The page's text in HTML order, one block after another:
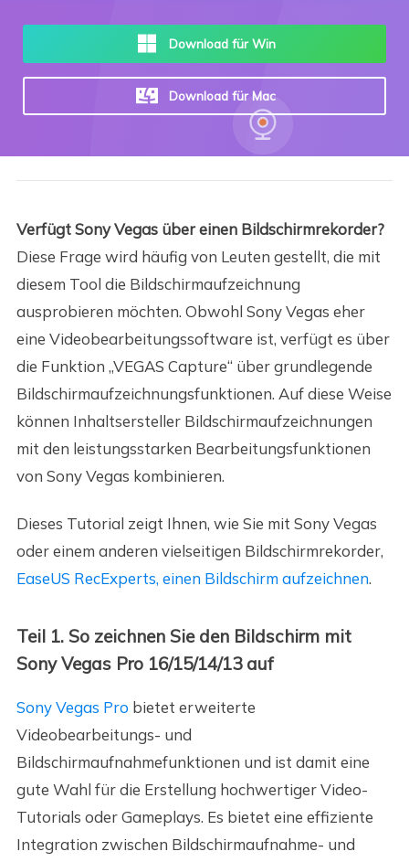
Download für Win
Download für Mac
Verfügt Sony Vegas über einen Bildschirmrekorder?
Diese Frage wird häufig von Leuten gestellt, die mit
diesem Tool die Bildschirmaufzeichnung
ausprobieren möchten. Obwohl Sony Vegas eher
eine Videobearbeitungssoftware ist, verfügt es über
die Funktion „VEGAS Capture“ über grundlegende
Bildschirmaufzeichnungsfunktionen. Auf diese Weise
können Inhaltsersteller Bildschirmaufzeichnungen
mit den leistungsstarken Bearbeitungsfunktionen
von Sony Vegas kombinieren.
Dieses Tutorial zeigt Ihnen, wie Sie mit Sony Vegas
oder einem anderen vielseitigen Bildschirmrekorder,
EaseUS RecExperts, einen Bildschirm aufzeichnen.
Teil 1. So zeichnen Sie den Bildschirm mit
Sony Vegas Pro 16/15/14/13 auf
Sony Vegas Pro bietet erweiterte
Videobearbeitungs- und
Bildschirmaufnahmefunktionen und ist damit eine
gute Wahl für die Erstellung hochwertiger Video-
Tutorials oder Gameplays. Es bietet eine effiziente
Integration zwischen Bildschirmaufnahme- und